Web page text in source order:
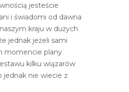
jesteście
i świadomi od dawna
kraju w dużych
jednak jeżeli sami
momencie plany
kilku wiązarów
jednak nie wiecie z